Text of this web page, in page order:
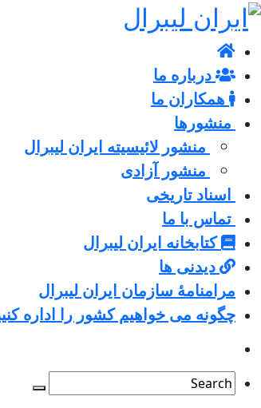
درباره ما
همکاران ما
منشورها
منشور لائیسیته ایران لیبرال
منشور آزادی
اسناد تاریخی
تماس با ما
کتابخانه ایران لیبرال
دیدنی ها
مرامنامۀ سازمان ایران لیبرال
چگونه می خواهیم کشور را اداره